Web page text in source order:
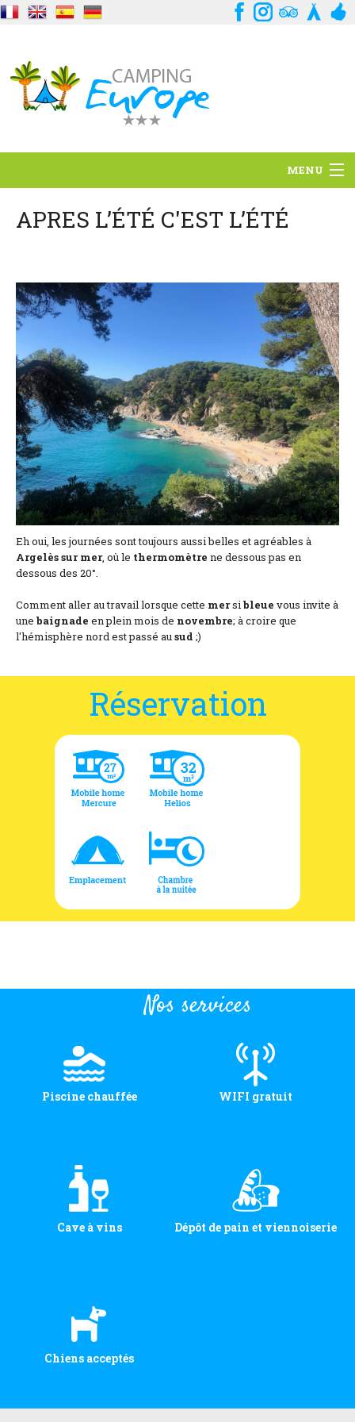
MENU
Situation
Services
Contact
Coordonnées et accès
Formulaire de contact
Documentations
Actualités
Mobile home et tarifs
Emplacement et tarifs
Chambre à la nuitée et tarifs
APRES L’ÉTÉ C'EST L’ÉTÉ
Eh oui, les journées sont toujours aussi belles et agréables à
Argelès sur mer, où le thermomètre ne dessous pas en
dessous des 20°.
Comment aller au travail lorsque cette mersibleue vous invite à
une baignade en plein mois de novembre; à croire que
l'hémisphère nord est passé ausud ;)
Réservation
Nos services
Piscine chauffée WIFI gratuit
Cave à vins Dépôt de pain et viennoiserie
Chiens acceptés